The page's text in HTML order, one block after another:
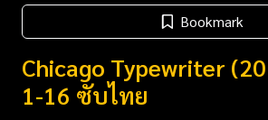
Bookmark
Chicago Typewriter
1-16 ซับไทย